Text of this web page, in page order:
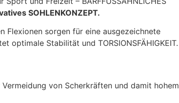
SOHLENKONZEPT.
Flexionen sorgen für eine ausgezeichnete
optimale Stabilität und TORSIONSFÄHIGKEIT.
von Scherkräften und damit hohem